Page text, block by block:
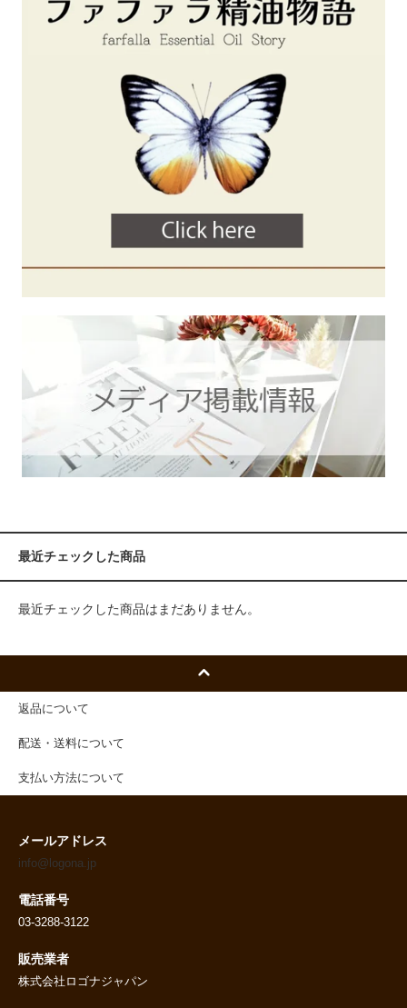
最近チェックした商品
最近チェックした商品はまだありません。
返品について
配送・送料について
支払い方法について
メールアドレス
info@logona.jp
電話番号
03-3288-3122
販売業者
株式会社ロゴナジャパン